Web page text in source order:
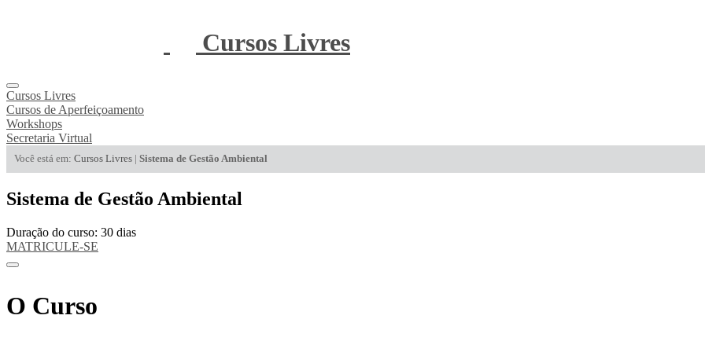
Cursos Livres
Cursos Livres
Cursos de Aperfeiçoamento
Workshops
Secretaria Virtual
Você está em: Cursos Livres | Sistema de Gestão Ambiental
Sistema de Gestão Ambiental
Duração do curso: 30 dias
MATRICULE-SE
O Curso